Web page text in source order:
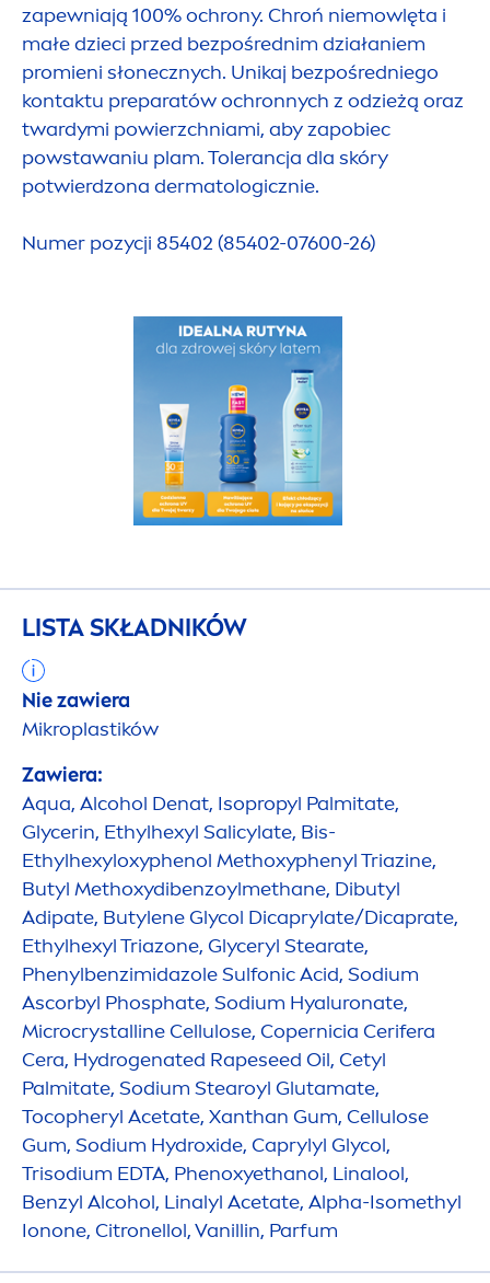
zapewniają 100% ochrony. Chroń niemowlęta i
małe dzieci przed bezpośrednim działaniem
promieni słonecznych. Unikaj bezpośredniego
kontaktu preparatów ochronnych z odzieżą oraz
twardymi powierzchniami, aby zapobiec
powstawaniu plam. Tolerancja dla skóry
potwierdzona dermatologicznie.
Numer pozycji 85402 (85402-07600-26)
LISTA SKŁADNIKÓW
Nie zawiera
Mikroplastików
Zawiera:
Aqua, Alcohol Denat, Isopropyl Palmitate,
Glycerin, Ethylhexyl Salicylate, Bis-
Ethylhexyloxyphenol Methoxyphenyl Triazine,
Butyl Methoxydibenzoylmethane, Dibutyl
Adipate, Butylene Glycol Dicaprylate/Dicaprate,
Ethylhexyl Triazone, Glyceryl Stearate,
Phenylbenzimidazole Sulfonic Acid, Sodium
Ascorbyl Phosphate, Sodium Hyaluronate,
Microcrystalline Cellulose, Copernicia Cerifera
Cera, Hydrogenated Rapeseed Oil, Cetyl
Palmitate, Sodium Stearoyl Glutamate,
Tocopheryl Acetate, Xanthan Gum, Cellulose
Gum, Sodium Hydroxide, Caprylyl Glycol,
Trisodium EDTA, Phenoxyethanol, Linalool,
Benzyl Alcohol, Linalyl Acetate, Alpha-Isomethyl
Ionone, Citronellol, Vanillin, Parfum